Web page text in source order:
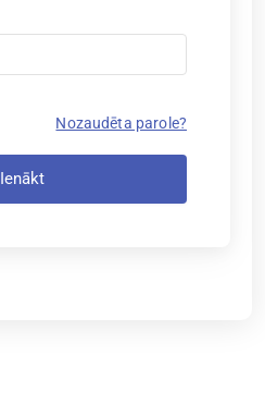
Nozaudēta parole?
Ienākt